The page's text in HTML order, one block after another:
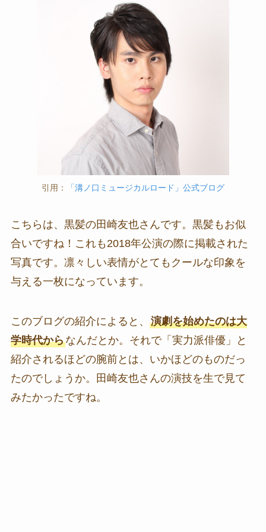
引用： 「溝ノ口ミュージカルロード」公式ブログ
こちらは、黒髪の田崎友也さんです。黒髪もお似
合いですね！これも2018年公演の際に掲載された
写真です。凛々しい表情がとてもクールな印象を
与える一枚になっています。
このブログの紹介によると、 演劇を始めたのは大
学時代からなんだとか。それで「実力派俳優」と
紹介されるほどの腕前とは、いかほどのものだっ
たのでしょうか。田崎友也さんの演技を生で見て
みたかったですね。